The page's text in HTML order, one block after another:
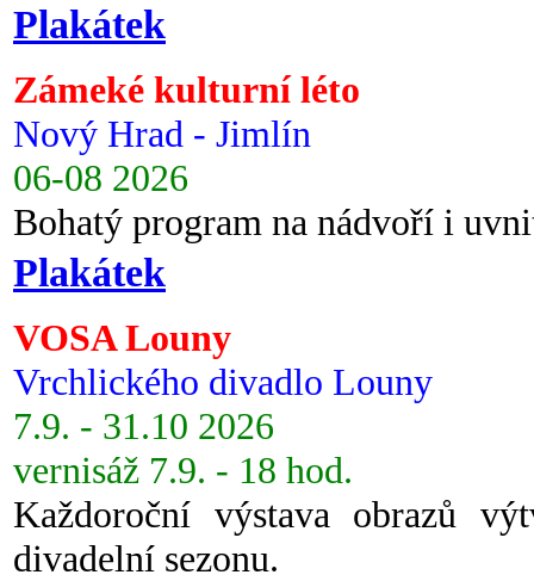
Plakátek
Zámeké kulturní léto
Nový Hrad - Jimlín
06-08 2026
Bohatý program na nádvoří i
Plakátek
VOSA Louny
Vrchlického divadlo Louny
7.9. - 31.10 2026
vernisáž 7.9. - 18 hod.
Každoroční výstava obrazů
divadelní sezonu.